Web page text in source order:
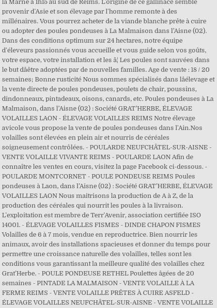
L'exploitation est membre de Terr'Avenir, association certifiée ISO
14001. - ÉLEVAGE VOLAILLES FISMES - DINDE CHAPON FISMES
Volailles de 6 à 7 mois, vendue en reproductrice. Bien nourrir les
animaux, avoir des installations spacieuses et donner du temps pour
permettre une croissance naturelle des volailles, telles sont les
conditions vous garantissant la meilleure qualité des volailles chez
Grat’Herbe. - POULE PONDEUSE RETHEL Poulettes âgées de 20
semaines - PINTADE LA MALMAISON - VENTE VOLAILLE À LA
FERME REIMS - VENTE VOLAILLE PRÊTES À CUIRE ASFELD -
ÉLEVAGE VOLAILLES NEUFCHÂTEL-SUR-AISNE - VENTE VOLAILLE